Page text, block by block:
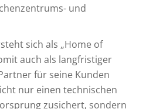
und
sich als „Home of
auch als langfristiger
für seine Kunden
nur einen technischen
zusichert, sondern